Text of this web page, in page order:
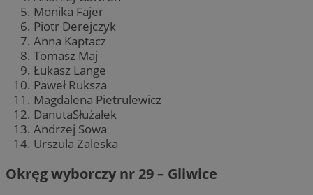
Monika Fajer
Piotr Derejczyk
Anna Kaptacz
Tomasz Maj
Łukasz Lange
Paweł Ruksza
Magdalena Pietrulewicz
DanutaSłużałek
Andrzej Sowa
Urszula Zaleska
Okręg wyborczy nr 29 – Gliwice